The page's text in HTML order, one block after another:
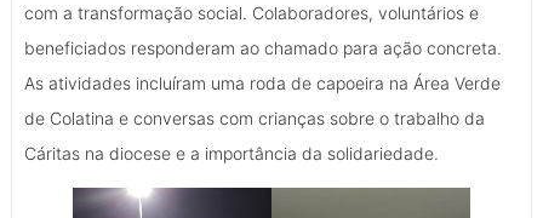
com a transformação social. Colaboradores, voluntários e
beneficiados responderam ao chamado para ação concreta.
As atividades incluíram uma roda de capoeira na Área Verde
de Colatina e conversas com crianças sobre o trabalho da
Cáritas na diocese e a importância da solidariedade.